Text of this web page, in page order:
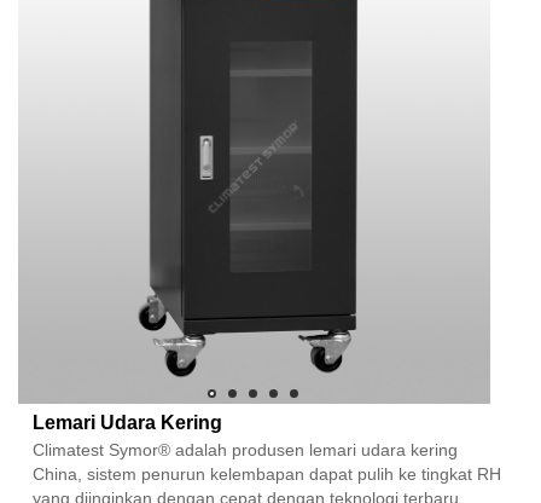
Lemari Udara Kering
Climatest Symor® adalah produsen lemari udara kering
China, sistem penurun kelembapan dapat pulih ke tingkat RH
yang diinginkan dengan cepat dengan teknologi terbaru,